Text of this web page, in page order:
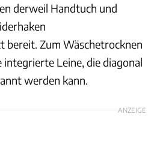
derweil Handtuch und
bereit. Zum Wäschetrocknen
integrierte Leine, die diagonal
werden kann.
ANZEIGE